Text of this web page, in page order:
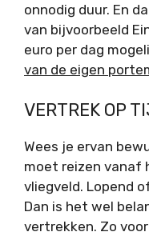
onnodig duur. En
van bijvoorbeeld
euro per dag
van de eigen
VERTREK OP
Wees je ervan
moet reizen vanaf
vliegveld. Lopend
Dan is het wel
vertrekken. Zo